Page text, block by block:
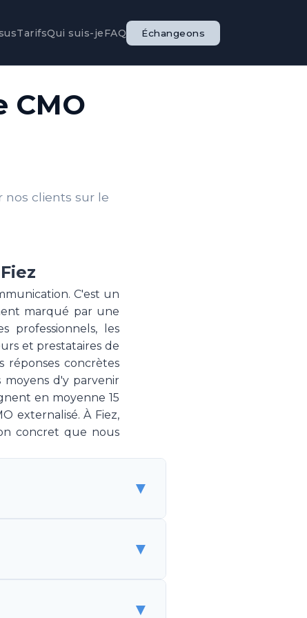
TarifsQui suis-jeFAQ Échangeons
CMO
nos clients sur le
C'est un
marqué par une
professionnels, les
et prestataires de
réponses concrètes
d'y parvenir
en moyenne 15
externalisé. À Fiez,
concret que nous
▼
spécialistes marketing
une solution flexible et
▼
coûte CHF 150'000-
▼